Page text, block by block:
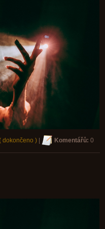
dokončeno ) Komentářů: 0